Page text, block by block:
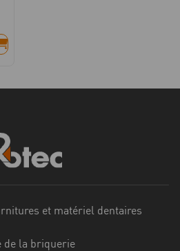
et matériel dentaires
de la briquerie